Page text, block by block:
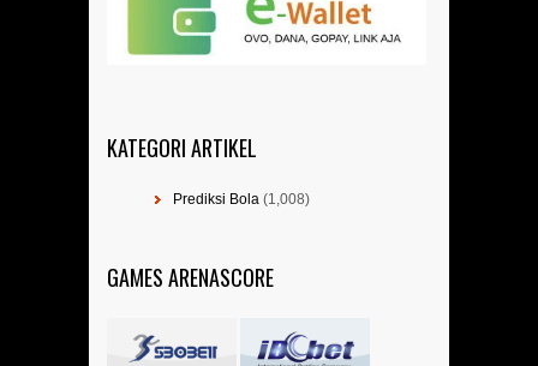
KATEGORI ARTIKEL
Prediksi Bola (1,008)
GAMES ARENASCORE